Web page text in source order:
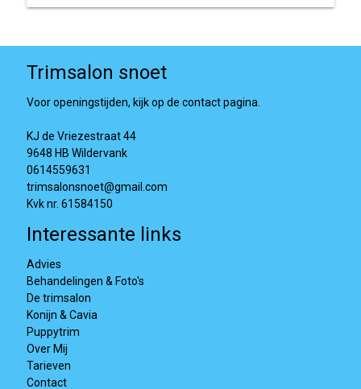
Trimsalon snoet
Voor openingstijden, kijk op de contact pagina.
KJ de Vriezestraat 44
9648 HB Wildervank
0614559631
trimsalonsnoet@gmail.com
Kvk nr. 61584150
Interessante links
Advies
Behandelingen & Foto's
De trimsalon
Konijn & Cavia
Puppytrim
Over Mij
Tarieven
Contact